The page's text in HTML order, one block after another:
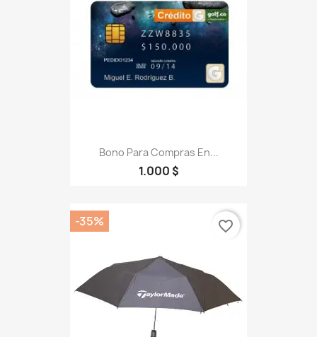
Bono Para Compras En...
1.000 $
-35% favorite_border